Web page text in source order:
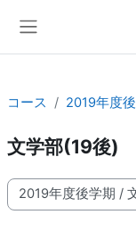
コース 2019年度
文学部(19後)
コースカテゴリ